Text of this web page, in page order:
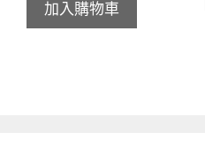
加入購物車